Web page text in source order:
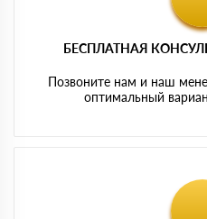
БЕСПЛАТНАЯ
Позвоните нам и наш
оптимальный